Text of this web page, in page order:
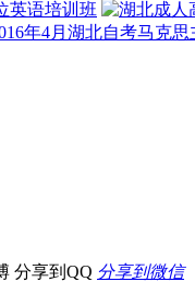
年4月湖北自考马克
分享到QQ 分享到微信